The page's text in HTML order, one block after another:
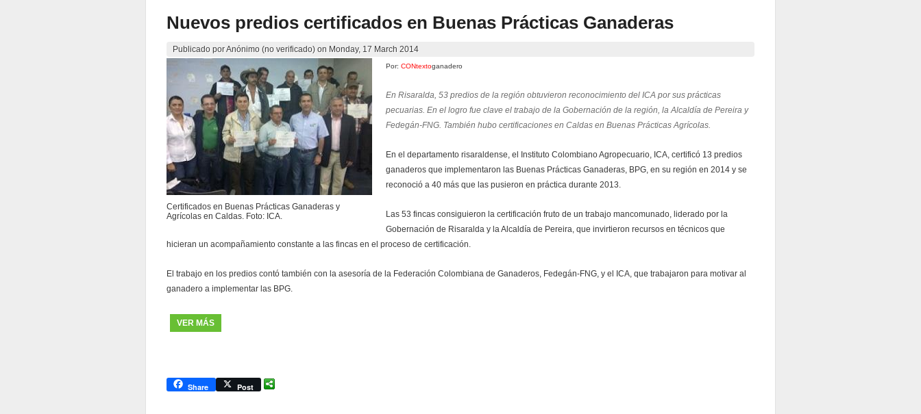
Nuevos predios certificados en Buenas Prácticas Ganaderas
Publicado porAnónimo (no verificado) on Monday, 17 March 2014
Certificados en Buenas Prácticas Ganaderas y
Agrícolas en Caldas. Foto: ICA.
Por:CONtextoganadero
En Risaralda, 53 predios de la región obtuvieron reconocimiento del ICA por sus prácticas
pecuarias. En el logro fue clave el trabajo de la Gobernación de la región, la Alcaldía de Pereira y
Fedegán-FNG. También hubo certificaciones en Caldas en Buenas Prácticas Agrícolas.
En el departamento risaraldense, el Instituto Colombiano Agropecuario, ICA, certificó 13 predios
ganaderos que implementaron las Buenas Prácticas Ganaderas, BPG, en su región en 2014 y se
reconoció a 40 más que las pusieron en práctica durante 2013.
Las 53 fincas consiguieron la certificación fruto de un trabajo mancomunado, liderado por la
Gobernación de Risaralda y la Alcaldía de Pereira, que invirtieron recursos en técnicos que
hicieran un acompañamiento constante a las fincas en el proceso de certificación.
El trabajo en los predios contó también con la asesoría de la Federación Colombiana de Ganaderos, Fedegán-FNG, y el ICA, que trabajaron para motivar al
ganadero a implementar las BPG.
VER MÁS
Share Post